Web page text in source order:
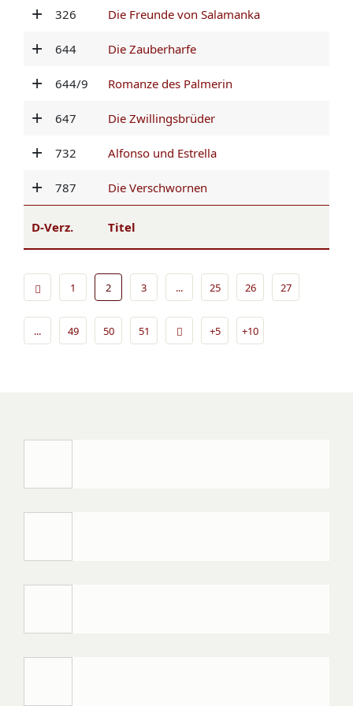
326 Die Freunde von Salamanka
644 Die Zauberharfe
644/9 Romanze des Palmerin
647 Die Zwillingsbrüder
732 Alfonso und Estrella
787 Die Verschwornen
D-Verz. Titel
1 2 3 ... 25 26 27
... 49 50 51 +5 +10